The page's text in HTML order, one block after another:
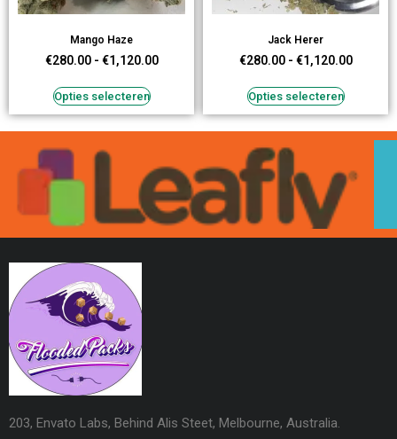
Mango Haze
€280.00 - €1,120.00
Opties selecteren
Jack Herer
€280.00 - €1,120.00
Opties selecteren
203, Envato Labs, Behind Alis Steet, Melbourne, Australia.